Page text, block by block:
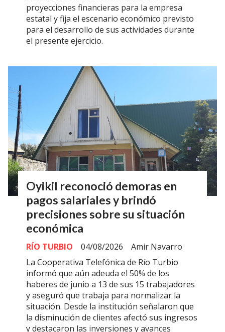
proyecciones financieras para la empresa
estatal y fija el escenario económico previsto
para el desarrollo de sus actividades durante
el presente ejercicio.
Oyikil reconoció demoras en
pagos salariales y brindó
precisiones sobre su situación
económica
Amir Navarro
RÍO TURBIO
04/08/2026
La Cooperativa Telefónica de Río Turbio
informó que aún adeuda el 50% de los
haberes de junio a 13 de sus 15 trabajadores
y aseguró que trabaja para normalizar la
situación. Desde la institución señalaron que
la disminución de clientes afectó sus ingresos
y destacaron las inversiones y avances